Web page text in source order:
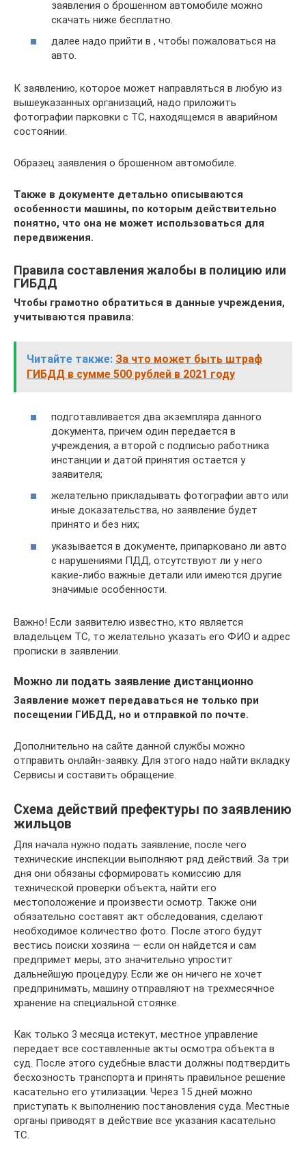
заявления о брошенном автомобиле можно
скачать ниже бесплатно.
далее надо прийти в , чтобы пожаловаться на
авто.
К заявлению, которое может направляться в любую из
вышеуказанных организаций, надо приложить
фотографии парковки с ТС, находящемся в аварийном
состоянии.
Образец заявления о брошенном автомобиле.
Также в документе детально описываются
особенности машины, по которым действительно
понятно, что она не может использоваться для
передвижения.
Правила составления жалобы в полицию или
ГИБДД
Чтобы грамотно обратиться в данные учреждения,
учитываются правила:
Читайте также: За что может быть штраф
ГИБДД в сумме 500 рублей в 2021 году
подготавливается два экземпляра данного
документа, причем один передается в
учреждения, а второй с подписью работника
инстанции и датой принятия остается у
заявителя;
желательно прикладывать фотографии авто или
иные доказательства, но заявление будет
принято и без них;
указывается в документе, припарковано ли авто
с нарушениями ПДД, отсутствуют ли у него
какие-либо важные детали или имеются другие
значимые особенности.
Важно! Если заявителю известно, кто является
владельцем ТС, то желательно указать его ФИО и адрес
прописки в заявлении.
Можно ли подать заявление дистанционно
Заявление может передаваться не только при
посещении ГИБДД, но и отправкой по почте.
Дополнительно на сайте данной службы можно
отправить онлайн-заявку. Для этого надо найти вкладку
Сервисы и составить обращение.
Схема действий префектуры по заявлению
жильцов
Для начала нужно подать заявление, после чего
технические инспекции выполняют ряд действий. За три
дня они обязаны сформировать комиссию для
технической проверки объекта, найти его
местоположение и произвести осмотр. Также они
обязательно составят акт обследования, сделают
необходимое количество фото. После этого будут
вестись поиски хозяина — если он найдется и сам
предпримет меры, это значительно упростит
дальнейшую процедуру. Если же он ничего не хочет
предпринимать, машину отправляют на трехмесячное
хранение на специальной стоянке.
Как только 3 месяца истекут, местное управление
передает все составленные акты осмотра объекта в
суд. После этого судебные власти должны подтвердить
бесхозность транспорта и принять правильное решение
касательно его утилизации. Через 15 дней можно
приступать к выполнению постановления суда. Местные
органы приводят в действие все указания касательно
ТС.